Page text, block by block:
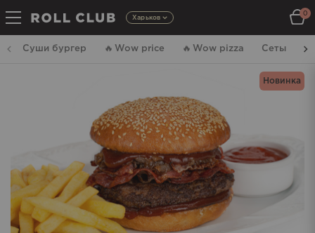
Харьков
0
Суши бургер 🔥 Wow price 🔥 Wow pizza Сеты
Новинка